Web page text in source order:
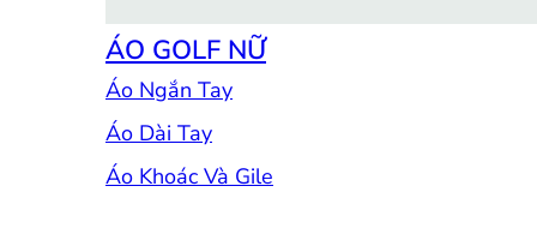
ÁO GOLF NỮ
Áo Ngắn Tay
Áo Dài Tay
Áo Khoác Và Gile